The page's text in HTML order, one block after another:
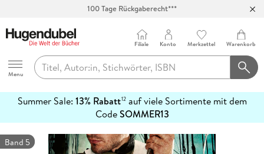
Abholung in über 100 Filialen
Hugendubel
Menu
Filiale Konto Merkzettel Warenkorb
Summer Sale: 13% Rabatt12auf viele Sortimente mit dem
CodeSOMMER13
erfahren
Band 5